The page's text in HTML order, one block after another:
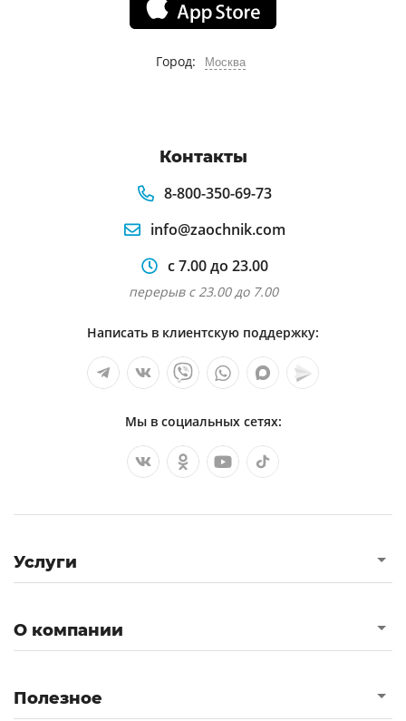
Город: Москва
Контакты
8-800-350-69-73
info@zaochnik.com
с 7.00 до 23.00
перерыв с 23.00 до 7.00
Написать в клиентскую поддержку:
Мы в социальных сетях:
Услуги
О компании
Полезное